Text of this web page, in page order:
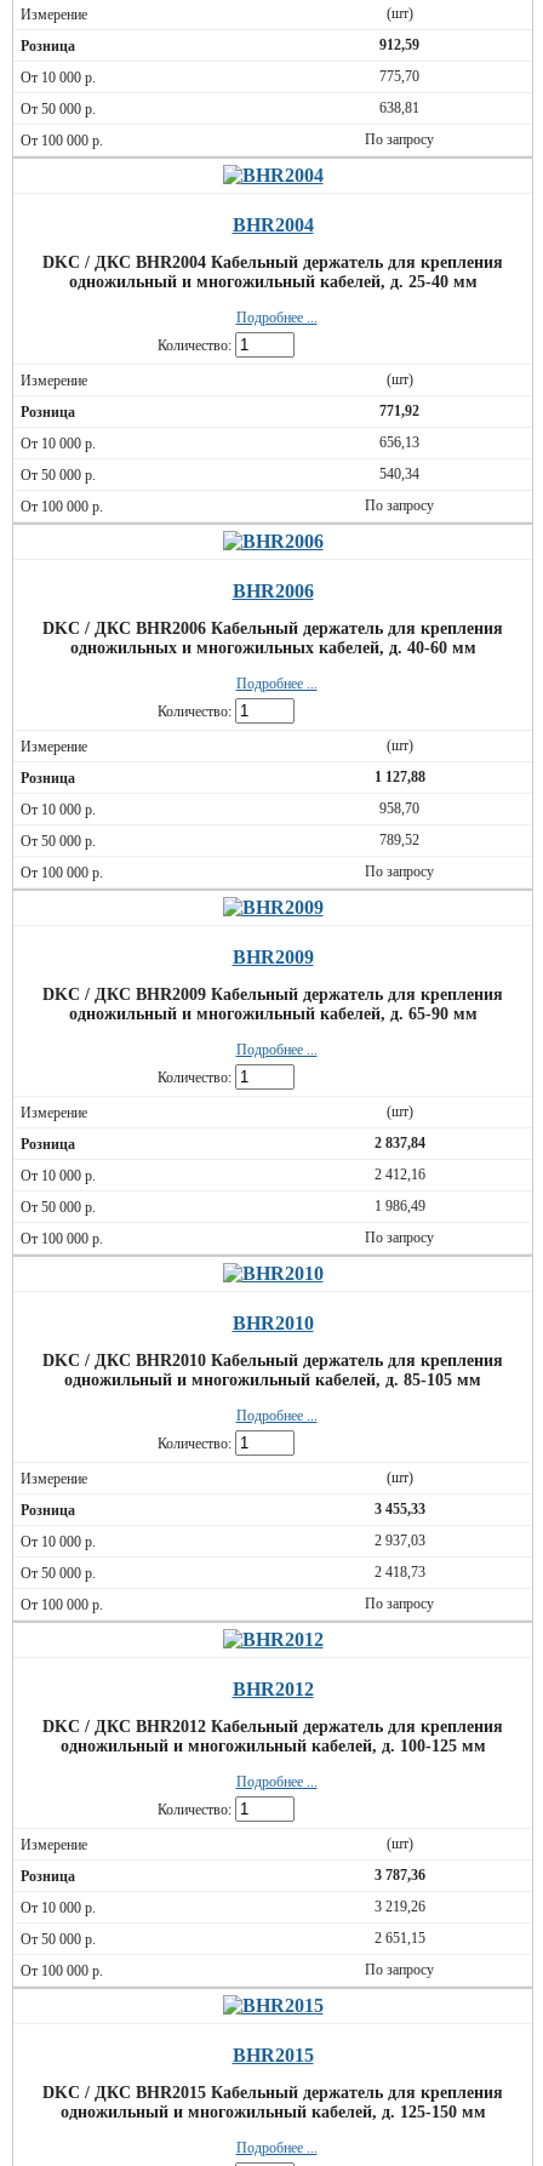
(шт)
912,59
775,70
638,81
По запросу
BHR2004
DKC / ДКС BHR2004 Кабельный держатель для крепления
одножильный и многожильный кабелей, д. 25-40 мм
Подробнее ...
Количество:
(шт)
771,92
656,13
540,34
По запросу
BHR2006
DKC / ДКС BHR2006 Кабельный держатель для крепления
одножильных и многожильных кабелей, д. 40-60 мм
Подробнее ...
Количество:
(шт)
1 127,88
958,70
789,52
По запросу
BHR2009
DKC / ДКС BHR2009 Кабельный держатель для крепления
одножильный и многожильный кабелей, д. 65-90 мм
Подробнее ...
Количество:
(шт)
2 837,84
2 412,16
1 986,49
По запросу
BHR2010
DKC / ДКС BHR2010 Кабельный держатель для крепления
одножильный и многожильный кабелей, д. 85-105 мм
Подробнее ...
Количество:
(шт)
3 455,33
2 937,03
2 418,73
По запросу
BHR2012
DKC / ДКС BHR2012 Кабельный держатель для крепления
одножильный и многожильный кабелей, д. 100-125 мм
Подробнее ...
Количество:
(шт)
3 787,36
3 219,26
2 651,15
По запросу
BHR2015
DKC / ДКС BHR2015 Кабельный держатель для крепления
одножильный и многожильный кабелей, д. 125-150 мм
Подробнее ...